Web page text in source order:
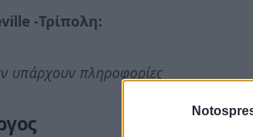
-Τρίπολη:
υπάρχουν πληροφορίες